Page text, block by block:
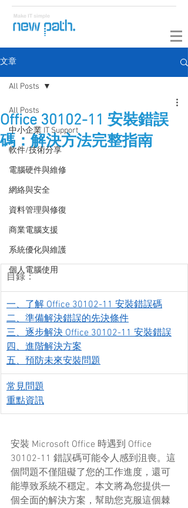
文章
All Posts
中小企業 IT Support
軟件/技術分享
電腦硬件與維修
網絡與安全
資料管理與修復
商業電腦支援
系統優化與維護
個人電腦使用
All Posts
Office 30102-11 安裝錯誤
碼：解決方法完整指南
目錄：
一、了解 Office 30102-11 安裝錯誤碼
二、準備解決錯誤的先決條件
三、逐步解決 Office 30102-11 安裝錯誤
四、進階解決方案
五、預防未來安裝問題
常見問題
重點資訊
安裝 Microsoft Office 時遇到 Office
30102-11 錯誤碼可能令人感到沮喪。這
個問題不僅阻礙了您的工作進度，還可
能導致系統不穩定。本文將為您提供一
個全面的解決方案，幫助您克服這個棘